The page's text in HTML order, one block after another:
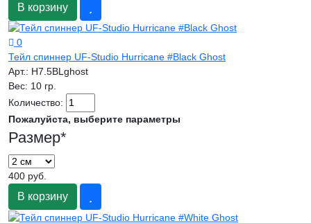
В корзину
0
Тейл спиннер UF-Studio Hurricane #Black Ghost
Арт.: H7.5BLghost
Вес: 10 гр.
Количество:
Пожалуйста, выберите параметры
Размер*
400 руб.
В корзину